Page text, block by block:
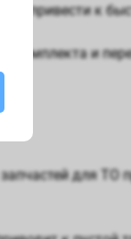
привести к
комплекта и
для ТО